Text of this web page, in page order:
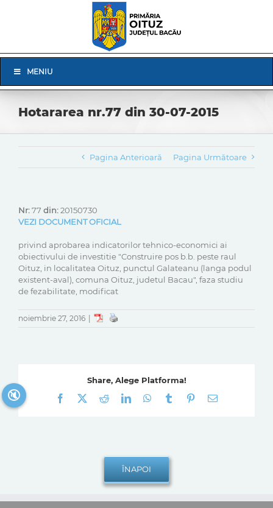
Navigation
MENIU
Hotararea nr.77 din 30-07-2015
Pagina Anterioară Pagina Următoare
Nr:77 din:20150730
VEZI DOCUMENT OFICIAL
privind aprobarea indicatorilor tehnico-economici ai
obiectivului de investitie "Construire pos b.b. peste raul
Oituz, in localitatea Oituz, punctul Galateanu (langa podul
existent-aval), comuna Oituz, judetul Bacau", faza studiu
de fezabilitate, modificat
noiembrie 27, 2016
Share, Alege Platforma!
Facebook
RedditLinkedInWhatsApp
Tumblr Pinterest
E-
🔇